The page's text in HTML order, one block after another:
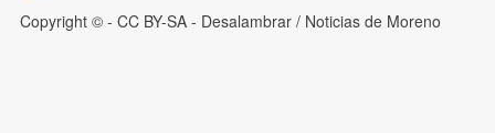
Copyright © - CC BY-SA - Desalambrar / Noticias de Moreno